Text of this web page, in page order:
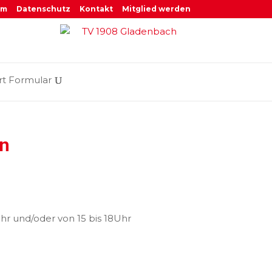
Datenschutz Kontakt Mitglied werden
Formular
und/oder von 15 bis 18Uhr